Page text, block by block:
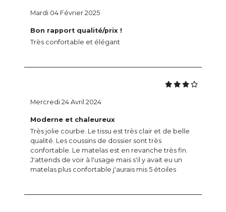
Bon rapport qualité/prix !
Très confortable et élégant
Mardi 04 Février 2025
Moderne et chaleureux
Très jolie courbe. Le tissu est très clair et de belle
qualité. Les coussins de dossier sont très
confortable. Le matelas est en revanche très fin.
J'attends de voir à l'usage mais s'il y avait eu un
matelas plus confortable j'aurais mis 5 étoiles
Mercredi 24 Avril 2024